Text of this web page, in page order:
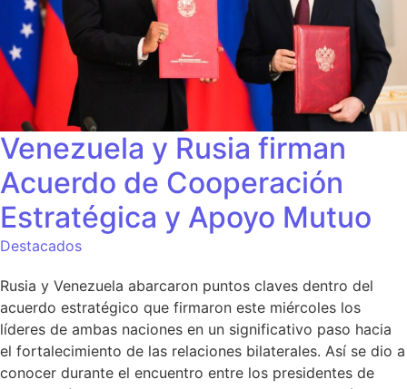
Venezuela y Rusia firman
Acuerdo de Cooperación
Estratégica y Apoyo Mutuo
Destacados
Rusia y Venezuela abarcaron puntos claves dentro del
acuerdo estratégico que firmaron este miércoles los
líderes de ambas naciones en un significativo paso hacia
el fortalecimiento de las relaciones bilaterales. Así se dio a
conocer durante el encuentro entre los presidentes de